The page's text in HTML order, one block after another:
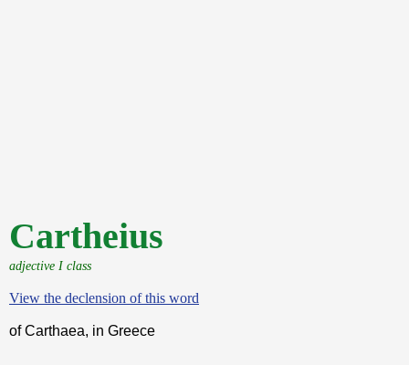
Cartheius
adjective I class
View the declension of this word
of Carthaea, in Greece